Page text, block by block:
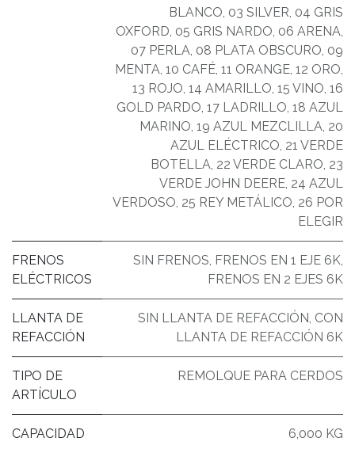
BLANCO, 03 SILVER, 04 GRIS
OXFORD, 05 GRIS NARDO, 06 ARENA,
07 PERLA, 08 PLATA OBSCURO, 09
MENTA, 10 CAFÉ, 11 ORANGE, 12 ORO,
13 ROJO, 14 AMARILLO, 15 VINO, 16
GOLD PARDO, 17 LADRILLO, 18 AZUL
MARINO, 19 AZUL MEZCLILLA, 20
AZUL ELÉCTRICO, 21 VERDE
BOTELLA, 22 VERDE CLARO, 23
VERDE JOHN DEERE, 24 AZUL
VERDOSO, 25 REY METÁLICO, 26 POR
ELEGIR
FRENOS
ELÉCTRICOS
SIN FRENOS, FRENOS EN 1 EJE 6K,
FRENOS EN 2 EJES 6K
LLANTA DE
REFACCIÓN
SIN LLANTA DE REFACCIÓN, CON
LLANTA DE REFACCIÓN 6K
TIPO DE
ARTÍCULO
REMOLQUE PARA CERDOS
CAPACIDAD 6,000 KG